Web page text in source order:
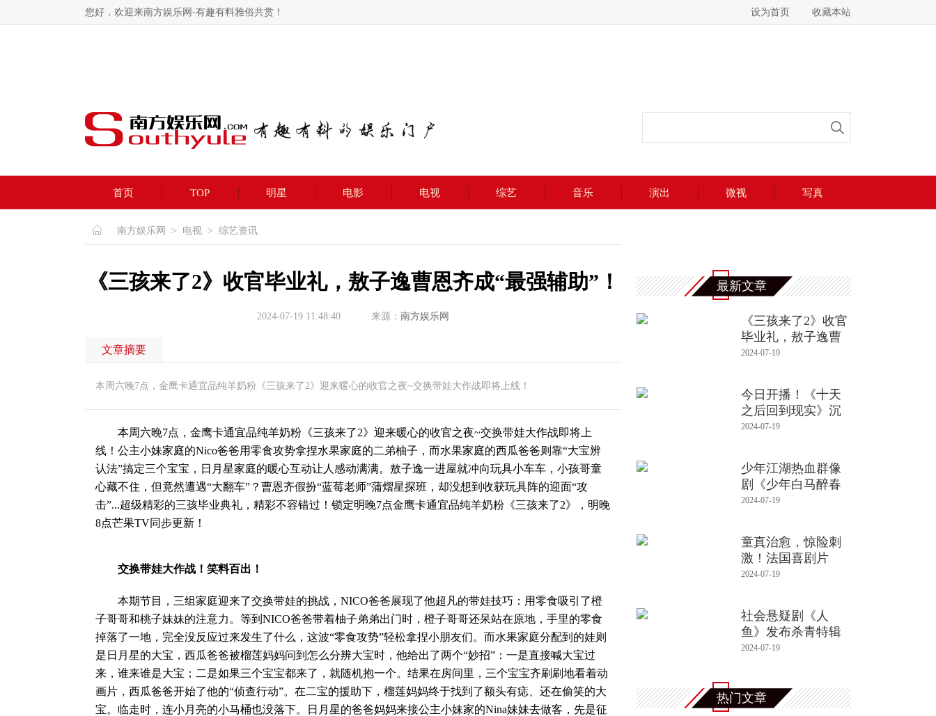
您好，欢迎来南方娱乐网-有趣有料雅俗共赏！ 设为首页 收藏本站
首页 TOP 明星 电影 电视 综艺 音乐 演出 微视 写真
南方娱乐网 > 电视 > 综艺资讯
《三孩来了2》收官毕业礼，敖子逸曹恩齐成“最强辅助”！
2024-07-19 11:48:40 来源： 南方娱乐网
文章摘要
本周六晚7点，金鹰卡通宜品纯羊奶粉《三孩来了2》迎来暖心的收官之夜~交换带娃大作战即将上线！
本周六晚7点，金鹰卡通宜品纯羊奶粉《三孩来了2》迎来暖心的收官之夜~交换带娃大作战即将上
线！公主小妹家庭的Nico爸爸用零食攻势拿捏水果家庭的二弟柚子，而水果家庭的西瓜爸爸则靠“大宝辨
认法”搞定三个宝宝，日月星家庭的暖心互动让人感动满满。敖子逸一进屋就冲向玩具小车车，小孩哥童
心藏不住，但竟然遭遇“大翻车”？曹恩齐假扮“蓝莓老师”蒲熠星探班，却没想到收获玩具阵的迎面“攻
击”...超级精彩的三孩毕业典礼，精彩不容错过！锁定明晚7点金鹰卡通宜品纯羊奶粉《三孩来了2》，明晚
8点芒果TV同步更新！
交换带娃大作战！笑料百出！
本期节目，三组家庭迎来了交换带娃的挑战，NICO爸爸展现了他超凡的带娃技巧：用零食吸引了橙
子哥哥和桃子妹妹的注意力。等到NICO爸爸带着柚子弟弟出门时，橙子哥哥还呆站在原地，手里的零食
掉落了一地，完全没反应过来发生了什么，这波“零食攻势”轻松拿捏小朋友们。而水果家庭分配到的娃则
是日月星的大宝，西瓜爸爸被榴莲妈妈问到怎么分辨大宝时，他给出了两个“妙招”：一是直接喊大宝过
来，谁来谁是大宝；二是如果三个宝宝都来了，就随机抱一个。结果在房间里，三个宝宝齐刷刷地看着动
画片，西瓜爸爸开始了他的“侦查行动”。在二宝的援助下，榴莲妈妈终于找到了额头有痣、还在偷笑的大
宝。临走时，连小月亮的小马桶也没落下。日月星的爸爸妈妈来接公主小妹家的Nina妹妹去做客，先是征
最新文章
《三孩来了2》收官
毕业礼，敖子逸曹
恩齐成“
2024-07-19
今日开播！《十天
之后回到现实》沉
浸式闯关主
2024-07-19
少年江湖热血群像
剧《少年白马醉春
风》今日
2024-07-19
童真治愈，惊险刺
激！法国喜剧片
《我的小狮王》
2024-07-19
社会悬疑剧《人
鱼》发布杀青特辑
细节还原
2024-07-19
热门文章